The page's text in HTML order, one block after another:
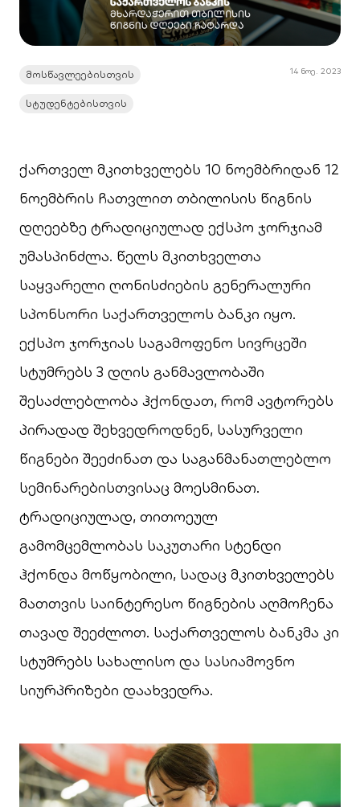
მოსწავლეებისთვის
სტუდენტებისთვის
14 ნოე. 2023
ქართველ მკითხველებს 10 ნოემბრიდან 12
ნოემბრის ჩათვლით თბილისის წიგნის
დღეებზე ტრადიციულად ექსპო ჯორჯიამ
უმასპინძლა. წელს მკითხველთა
საყვარელი ღონისძიების გენერალური
სპონსორი საქართველოს ბანკი იყო.
ექსპო ჯორჯიას საგამოფენო სივრცეში
სტუმრებს 3 დღის განმავლობაში
შესაძლებლობა ჰქონდათ, რომ ავტორებს
პირადად შეხვედროდნენ, სასურველი
წიგნები შეეძინათ და საგანმანათლებლო
სემინარებისთვისაც მოესმინათ.
ტრადიციულად, თითოეულ
გამომცემლობას საკუთარი სტენდი
ჰქონდა მოწყობილი, სადაც მკითხველებს
მათთვის საინტერესო წიგნების აღმოჩენა
თავად შეეძლოთ. საქართველოს ბანკმა კი
სტუმრებს სახალისო და სასიამოვნო
სიურპრიზები დაახვედრა.